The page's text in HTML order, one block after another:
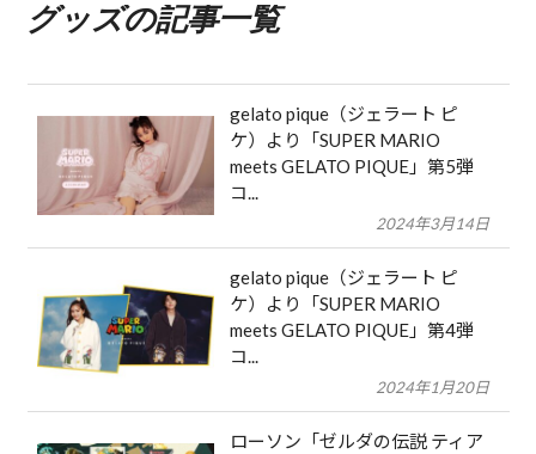
グッズの記事一覧
gelato pique（ジェラート ピ
ケ）より「SUPER MARIO
meets GELATO PIQUE」第5弾
コ...
2024年3月14日
gelato pique（ジェラート ピ
ケ）より「SUPER MARIO
meets GELATO PIQUE」第4弾
コ...
2024年1月20日
ローソン「ゼルダの伝説 ティア